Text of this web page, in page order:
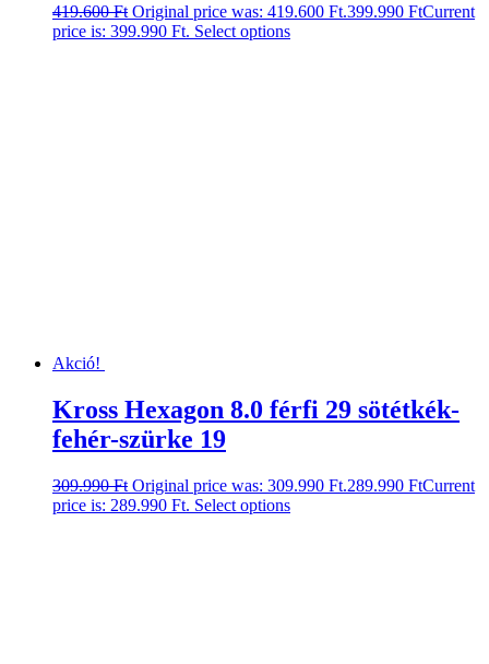
419.600Ft Original price was: 419.600 Ft.399.990 FtCurrent
price is: 399.990 Ft. Select options
Akció!
Kross Hexagon 8.0 férfi 29 sötétkék-
fehér-szürke 19
309.990Ft Original price was: 309.990 Ft.289.990 FtCurrent
price is: 289.990 Ft. Select options